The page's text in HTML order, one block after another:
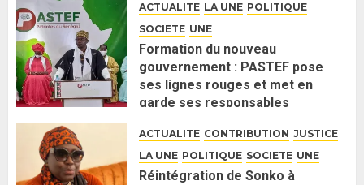
2 JUIN 2026 0
ACTUALITE LA UNE POLITIQUE
SOCIETE UNE
Formation du nouveau
gouvernement : PASTEF pose
ses lignes rouges et met en
garde ses responsables
ACTUALITE CONTRIBUTION JUSTICE
LA UNE POLITIQUE SOCIETE UNE
Réintégration de Sonko à